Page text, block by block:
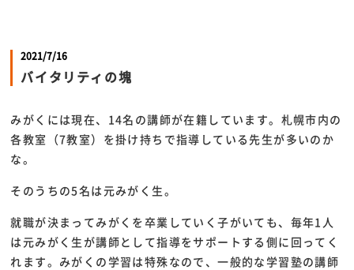
2021/7/16
バイタリティの塊
みがくには現在、 14名の講師が在籍しています。札幌市内の
各教室（7教室）を掛け持ちで指導している先生が多いのか
な。
そのうちの5名は元みがく生。
就職が決まってみがくを卒業していく子がいても、毎年1 人
は元みがく生が講師として指導をサポートする側に回ってく
れます。みがくの学習は特殊なので、一般的な学習塾の講師